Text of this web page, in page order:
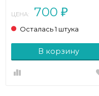
ЦЕНА: 700 ₽
Осталась 1 штука
В корзину